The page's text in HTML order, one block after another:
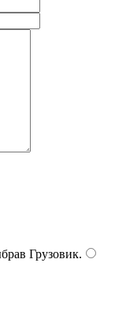
Грузовик.